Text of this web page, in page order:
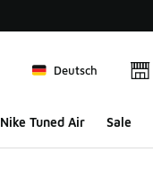
Deutsch
Nike Tuned Air Sale